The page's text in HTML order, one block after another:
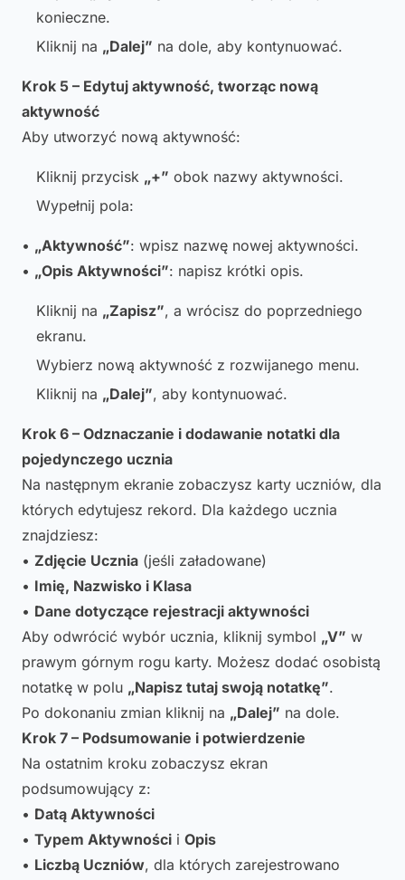
konieczne.
Kliknij na „Dalej” na dole, aby kontynuować.
Krok 5 – Edytuj aktywność, tworząc nową
aktywność
Aby utworzyć nową aktywność:
Kliknij przycisk „+” obok nazwy aktywności.
Wypełnij pola:
• „Aktywność”: wpisz nazwę nowej aktywności.
• „Opis Aktywności”: napisz krótki opis.
Kliknij na „Zapisz”, a wrócisz do poprzedniego
ekranu.
Wybierz nową aktywność z rozwijanego menu.
Kliknij na „Dalej”, aby kontynuować.
Krok 6 – Odznaczanie i dodawanie notatki dla
pojedynczego ucznia
Na następnym ekranie zobaczysz karty uczniów, dla
których edytujesz rekord. Dla każdego ucznia
znajdziesz:
• Zdjęcie Ucznia (jeśli załadowane)
• Imię, Nazwisko i Klasa
• Dane dotyczące rejestracji aktywności
Aby odwrócić wybór ucznia, kliknij symbol „V” w
prawym górnym rogu karty. Możesz dodać osobistą
notatkę w polu „Napisz tutaj swoją notatkę”.
Po dokonaniu zmian kliknij na „Dalej” na dole.
Krok 7 – Podsumowanie i potwierdzenie
Na ostatnim kroku zobaczysz ekran
podsumowujący z:
• Datą Aktywności
• Typem Aktywności i Opis
• Liczbą Uczniów, dla których zarejestrowano